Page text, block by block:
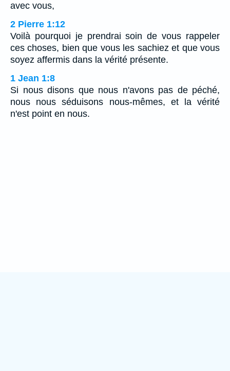
avec vous,
2 Pierre 1:12
Voilà pourquoi je prendrai soin de vous rappeler
ces choses, bien que vous les sachiez et que vous
soyez affermis dans la vérité présente.
1 Jean 1:8
Si nous disons que nous n'avons pas de péché,
nous nous séduisons nous-mêmes, et la vérité
n'est point en nous.